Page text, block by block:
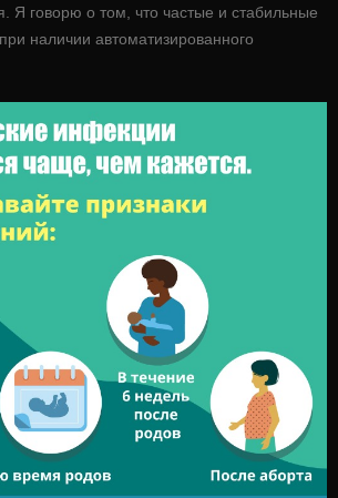
Я говорю о том, что частые и стабильные
наличии автоматизированного